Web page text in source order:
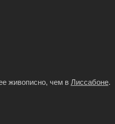
живописно, чем в Лиссабоне.